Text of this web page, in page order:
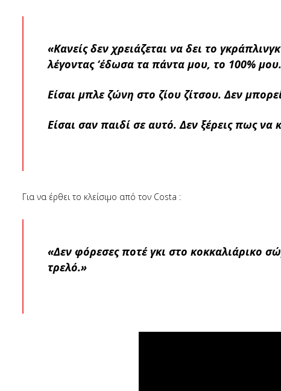
«Κανείς δεν χρειάζεται να δει το
λέγοντας ‘έδωσα τα πάντα μου, το 100%
Eίσαι μπλε ζώνη στο ζίου ζίτσου. Δεν
Είσαι σαν παιδί σε αυτό. Δεν ξέρεις πως να
Για να έρθει το κλείσιμο από τον Costa :
«Δεν φόρεσες ποτέ γκι στο κοκκαλιάρικο
τρελό.»